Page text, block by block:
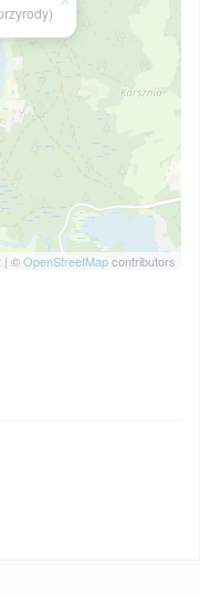
| ©OpenStreetMapcontributors